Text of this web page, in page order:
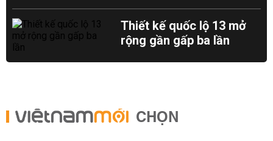
Thiết kế quốc lộ 13 mở
rộng gần gấp ba lần
CHỌN